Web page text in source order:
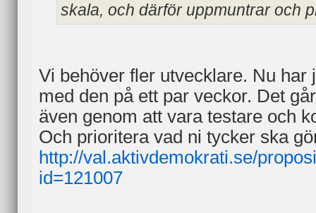
skala, och därför uppmuntrar och
Vi behöver fler utvecklare. Nu har
med den på ett par veckor. Det
även genom att vara testare och
Och prioritera vad ni tycker ska
http://val.aktivdemokrati.se/
id=121007